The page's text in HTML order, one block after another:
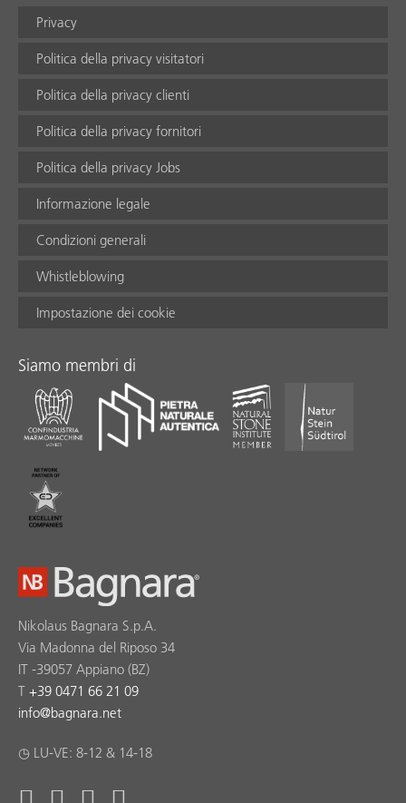
Privacy
Politica della privacy visitatori
Politica della privacy clienti
Politica della privacy fornitori
Politica della privacy Jobs
Informazione legale
Condizioni generali
Whistleblowing
Impostazione dei cookie
Siamo membri di
Nikolaus Bagnara S.p.A.
Via Madonna del Riposo 34
IT -39057 Appiano (BZ)
T +39 0471 66 21 09
info@bagnara.net
◷ LU-VE: 8-12 & 14-18